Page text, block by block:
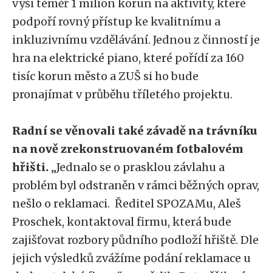
výši téměř 1 milion korun na aktivity, které
podpoří rovný přístup ke kvalitnímu a
inkluzivnímu vzdělávání. Jednou z činností je
hra na elektrické piano, které pořídí za 160
tisíc korun město a ZUŠ si ho bude
pronajímat v průběhu tříletého projektu.
Radní se věnovali také závadě na trávníku
na nově zrekonstruovaném fotbalovém
hřišti. „Jednalo se o prasklou závlahu a
problém byl odstraněn v rámci běžných oprav,
nešlo o reklamaci. Ředitel SPOZAMu, Aleš
Proschek, kontaktoval firmu, která bude
zajišťovat rozbory půdního podloží hřiště. Dle
jejich výsledků zvážíme podání reklamace u